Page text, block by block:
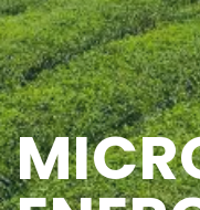
PRODUCTOS
VIDEO
RECURSOS
APLICACIONES
BLOG